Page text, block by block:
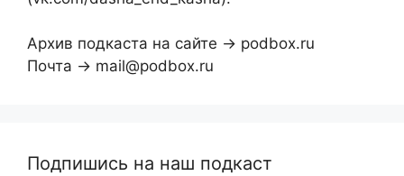
Архив подкаста на сайте → podbox.ru
Почта → mail@podbox.ru
Подпишись на наш подкаст